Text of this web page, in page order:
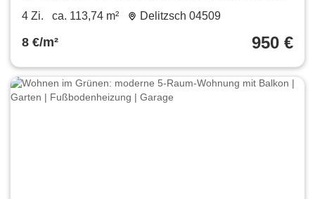
und Tiefgaragenstellplatz im Stadtzentrum
4 Zi. ca. 113,74 m² Delitzsch 04509
8 €/m² 950 €